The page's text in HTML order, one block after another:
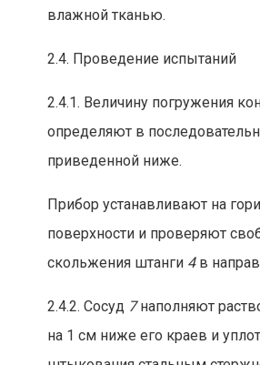
влажной тканью.
2.4. Проведение испытаний
2.4.1. Величину погружения
определяют в
приведенной ниже.
Прибор устанавливают на
поверхности и проверяют
скольжения штанги 4в
2.4.2. Сосуд 7наполняют
на 1 см ниже его краев и